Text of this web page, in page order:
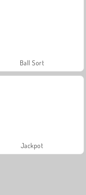
Ball Sort
Jackpot